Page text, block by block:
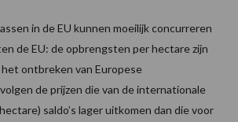
in de EU kunnen moeilijk concurreren
de EU: de opbrengsten per hectare zijn
ontbreken van Europese
de prijzen die van de internationale
saldo’s lager uitkomen dan die voor